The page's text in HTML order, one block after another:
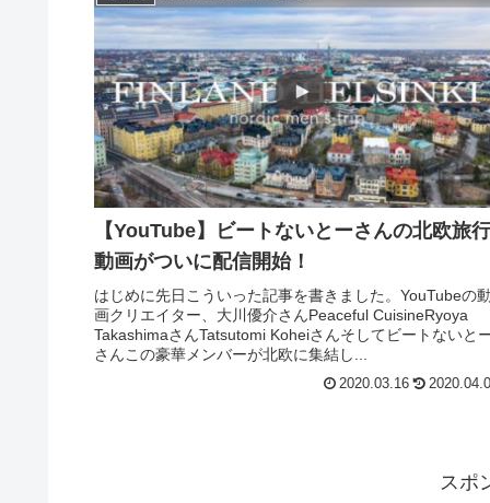
【YouTube】ビートないとーさんの北欧旅行
動画がついに配信開始！
はじめに先日こういった記事を書きました。YouTubeの動
画クリエイター、大川優介さんPeaceful CuisineRyoya
TakashimaさんTatsutomi Koheiさんそしてビートないと
さんこの豪華メンバーが北欧に集結し...
2020.03.16
スポ